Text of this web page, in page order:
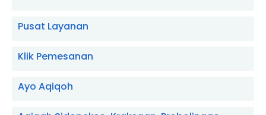
Pusat Layanan
Klik Pemesanan
Ayo Aqiqoh